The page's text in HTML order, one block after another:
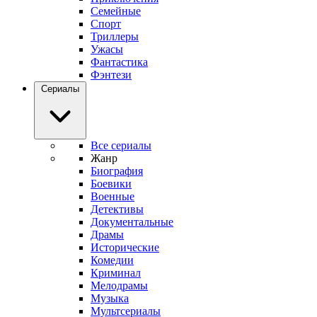
Семейные
Спорт
Триллеры
Ужасы
Фантастика
Фэнтези
Сериалы
Все сериалы
Жанр
Биография
Боевики
Военные
Детективы
Документальные
Драмы
Исторические
Комедии
Криминал
Мелодрамы
Музыка
Мультсериалы